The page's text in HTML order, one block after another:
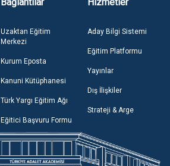
Uzaktan Eğitim
Merkezi
Kurum Eposta
Kanuni Kütüphanesi
Türk Yargı Eğitim Ağı
Eğitici Başvuru Formu
Aday Bilgi Sistemi
Eğitim Platformu
Yayınlar
Dış İlişkiler
Strateji & Arge